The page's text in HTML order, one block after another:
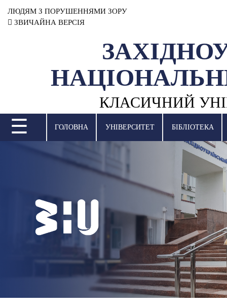
ЛЮДЯМ З ПОРУШЕННЯМИ ЗОРУ
ЗВИЧАЙНА ВЕРСІЯ
КЛАСИЧНИЙ
НАУКОВА ДІЯЛЬНІСТЬ
МІЖНАРОДНА ДІЯЛЬНІСТЬ
ВСТУПНА КАМПАНІЯ
БІБЛІОТЕКА
НОВИНИ
☰ ГОЛОВНА УНІВЕРСИТЕТ БІБЛІОТЕКА